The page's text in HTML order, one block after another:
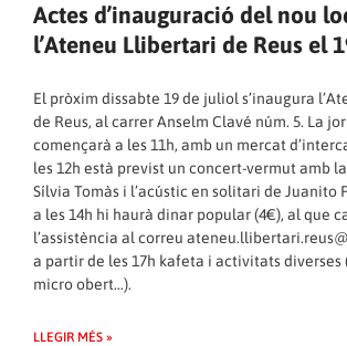
Actes d’inauguració del nou
l’Ateneu Llibertari de Reus el
El pròxim dissabte 19 de juliol s’inaugura
de Reus, al carrer Anselm Clavé núm. 5. La
començarà a les 11h, amb un mercat
les 12h està previst un concert-vermut amb
Sílvia Tomàs i l’acústic en solitari de Juanito
a les 14h hi haurà dinar popular (4€), al que
l’assistència al correu
a partir de les 17h kafeta i activitats diverses
micro obert…).
LLEGIR MÉS »